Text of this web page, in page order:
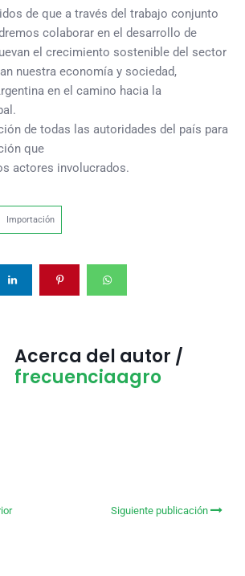
de que a través del trabajo conjunto
colaborar en el desarrollo de
el crecimiento sostenible del sector
nuestra economía y sociedad,
en el camino hacia la
de todas las autoridades del país para
que
actores involucrados.
Importación
Acerca del autor /
frecuenciaagro
Siguiente publicación